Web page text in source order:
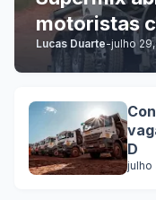
motoristas
Lucas Duarte-julho
D
julho